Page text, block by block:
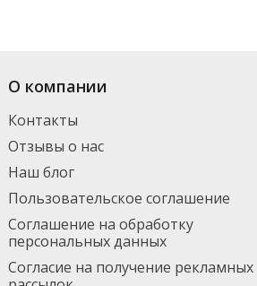
О компании
Контакты
Отзывы о нас
Наш блог
Пользовательское соглашение
Соглашение на обработку
персональных данных
Согласие на получение рекламных